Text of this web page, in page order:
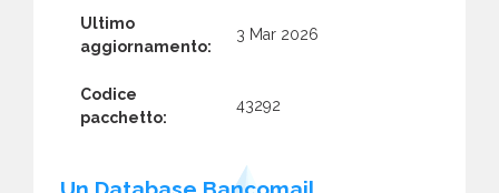
Ultimo
aggiornamento:
3 Mar 2026
Codice
pacchetto:
43292